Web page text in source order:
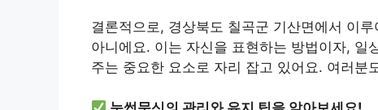
결론적으로, 경상북도 칠곡군 기산면에서 이
아니에요. 이는 자신을 표현하는 방법이자, 일
주는 중요한 요소로 자리 잡고 있어요. 여러분